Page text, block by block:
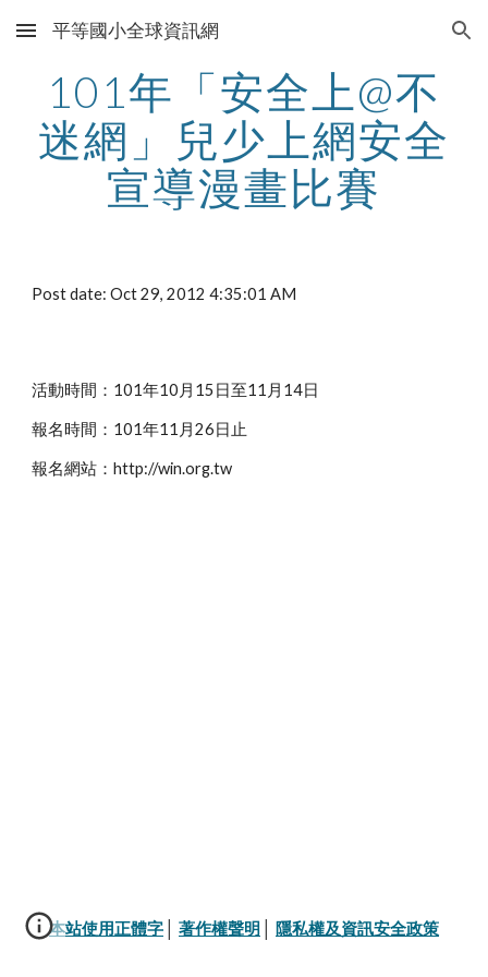
Skip to main content Skip to navigation
平等國小全球資訊網
101年「安全上@不
迷網」兒少上網安全
宣導漫畫比賽
Post date: Oct 29, 2012 4:35:01 AM
活動時間：101年10月15日至11月14日
報名時間：101年11月26日止
報名網站：http://win.org.tw
本站使用正體字 著作權聲明 隱私權及資訊安全政策